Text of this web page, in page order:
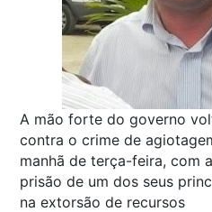
A mão forte do governo
contra o crime de
manhã de terça-feira, com a
prisão de um dos seus
na extorsão de recursos